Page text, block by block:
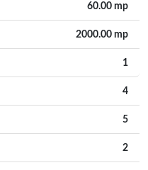
60.00 mp
2000.00 mp
1
4
5
2